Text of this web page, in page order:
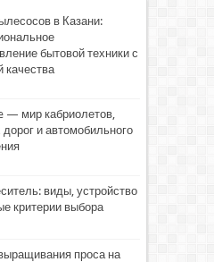
в Казани:
бытовой техники с
качества
— мир кабриолетов,
и автомобильного
виды, устройство
критерии выбора
проса на